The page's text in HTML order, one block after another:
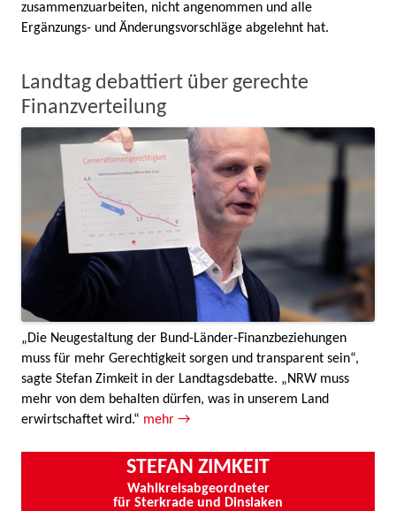
zusammenzuarbeiten, nicht angenommen und alle
Ergänzungs- und Änderungsvorschläge abgelehnt hat.
Landtag debattiert über gerechte
Finanzverteilung
„Die Neugestaltung der Bund-Länder-Finanzbeziehungen
muss für mehr Gerechtigkeit sorgen und transparent sein“,
sagte Stefan Zimkeit in der Landtagsdebatte. „NRW muss
mehr von dem behalten dürfen, was in unserem Land
erwirtschaftet wird.“ mehr →
STEFAN ZIMKEIT
Wahlkreisabgeordneter
für Sterkrade und Dinslaken